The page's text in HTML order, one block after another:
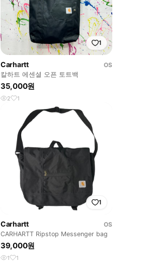
1
Carhartt
OS
칼하트 에센셜 오픈 토트백
35,000원
2 1
1
Carhartt
OS
CARHARTT Ripstop Messenger bag
39,000원
1 1